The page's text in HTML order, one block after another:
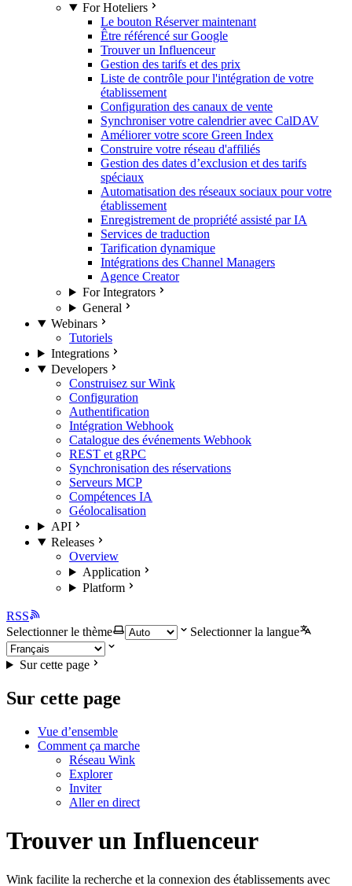
For Hoteliers
Le bouton Réserver maintenant
Être référencé sur Google
Trouver un Influenceur
Gestion des tarifs et des prix
Liste de contrôle pour l'intégration de votre
établissement
Configuration des canaux de vente
Synchroniser votre calendrier avec CalDAV
Améliorer votre score Green Index
Construire votre réseau d'affiliés
Gestion des dates d’exclusion et des tarifs
spéciaux
Automatisation des réseaux sociaux pour votre
établissement
Enregistrement de propriété assisté par IA
Services de traduction
Tarification dynamique
Intégrations des Channel Managers
Agence Creator
For Integrators
General
Webinars
Tutoriels
Integrations
Developers
Construisez sur Wink
Configuration
Authentification
Intégration Webhook
Catalogue des événements Webhook
REST et gRPC
Synchronisation des réservations
Serveurs MCP
Compétences IA
Géolocalisation
API
Releases
Overview
Application
Platform
RSS
Selectionner le thème
Selectionner la langue
Sur cette page
Sur cette page
Vue d’ensemble
Comment ça marche
Réseau Wink
Explorer
Inviter
Aller en direct
Trouver un Influenceur
Wink facilite la recherche et la connexion des établissements avec